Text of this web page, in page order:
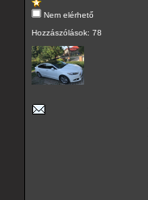
Nem elérhető
Hozzászólások: 78